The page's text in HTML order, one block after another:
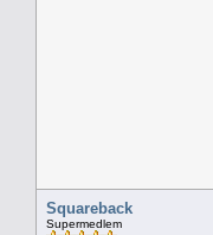
Squareback
Supermedlem